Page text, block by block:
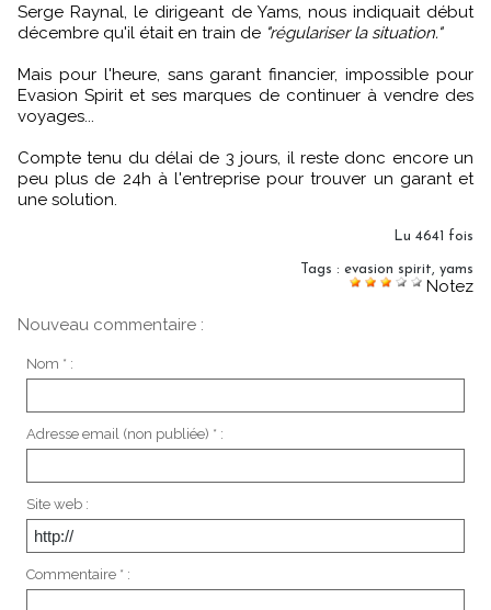
Serge Raynal, le dirigeant de Yams, nous indiquait début
décembre qu'il était en train de "régulariser la situation."
Mais pour l'heure, sans garant financier, impossible pour
Evasion Spirit et ses marques de continuer à vendre des
voyages...
Compte tenu du délai de 3 jours, il reste donc encore un
peu plus de 24h à l'entreprise pour trouver un garant et
une solution.
Lu 4641 fois
Tags : evasion spirit, yams
Notez
Nouveau commentaire :
Nom * :
Adresse email (non publiée) * :
Site web :
Commentaire * :